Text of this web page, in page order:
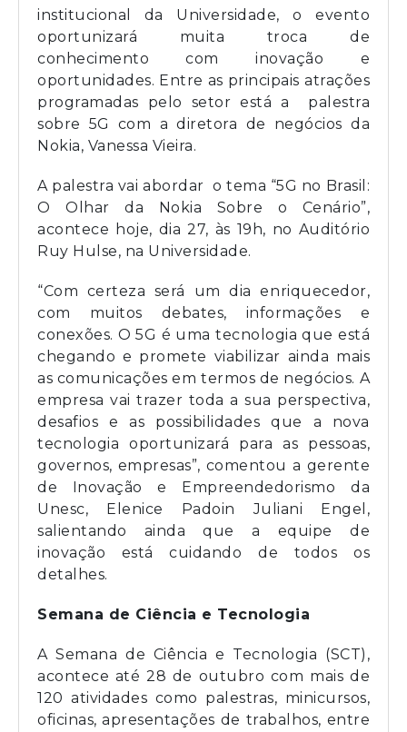
institucional da Universidade, o evento
oportunizará muita troca de
conhecimento com inovação e
oportunidades. Entre as principais atrações
programadas pelo setor está a palestra
sobre 5G com a diretora de negócios da
Nokia, Vanessa Vieira.
A palestra vai abordar o tema “5G no Brasil:
O Olhar da Nokia Sobre o Cenário”,
acontece hoje, dia 27, às 19h, no Auditório
Ruy Hulse, na Universidade.
“Com certeza será um dia enriquecedor,
com muitos debates, informações e
conexões. O 5G é uma tecnologia que está
chegando e promete viabilizar ainda mais
as comunicações em termos de negócios. A
empresa vai trazer toda a sua perspectiva,
desafios e as possibilidades que a nova
tecnologia oportunizará para as pessoas,
governos, empresas”, comentou a gerente
de Inovação e Empreendedorismo da
Unesc, Elenice Padoin Juliani Engel,
salientando ainda que a equipe de
inovação está cuidando de todos os
detalhes.
Semana de Ciência e Tecnologia
A Semana de Ciência e Tecnologia (SCT),
acontece até 28 de outubro com mais de
120 atividades como palestras, minicursos,
oficinas, apresentações de trabalhos, entre